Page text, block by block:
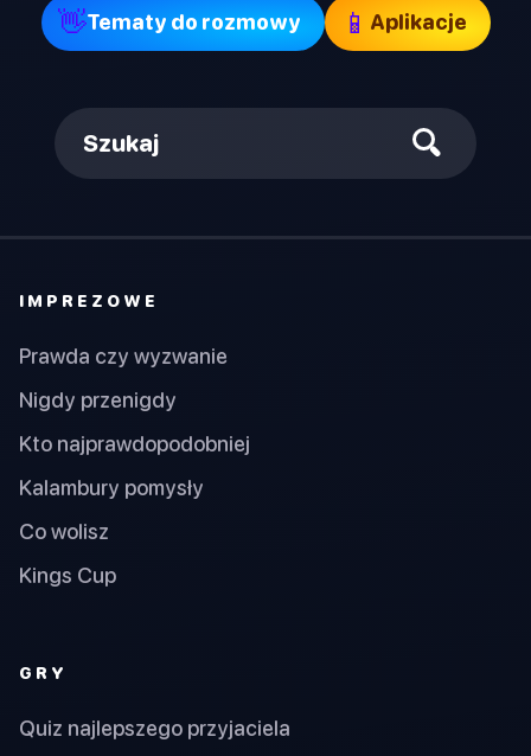
👋Tematy do rozmowy 📱 Aplikacje
Szukaj
IMPREZOWE
Prawda czy wyzwanie
Nigdy przenigdy
Kto najprawdopodobniej
Kalambury pomysły
Co wolisz
Kings Cup
GRY
Quiz najlepszego przyjaciela